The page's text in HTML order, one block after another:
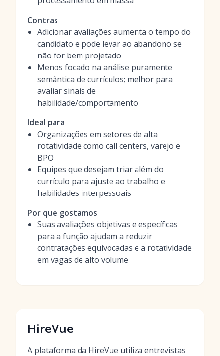
Contras
Adicionar avaliações aumenta o tempo do
candidato e pode levar ao abandono se
não for bem projetado
Menos focado na análise puramente
semântica de currículos; melhor para
avaliar sinais de
habilidade/comportamento
Ideal para
Organizações em setores de alta
rotatividade como call centers, varejo e
BPO
Equipes que desejam triar além do
currículo para ajuste ao trabalho e
habilidades interpessoais
Por que gostamos
Suas avaliações objetivas e específicas
para a função ajudam a reduzir
contratações equivocadas e a rotatividade
em vagas de alto volume
HireVue
A plataforma da HireVue utiliza entrevistas